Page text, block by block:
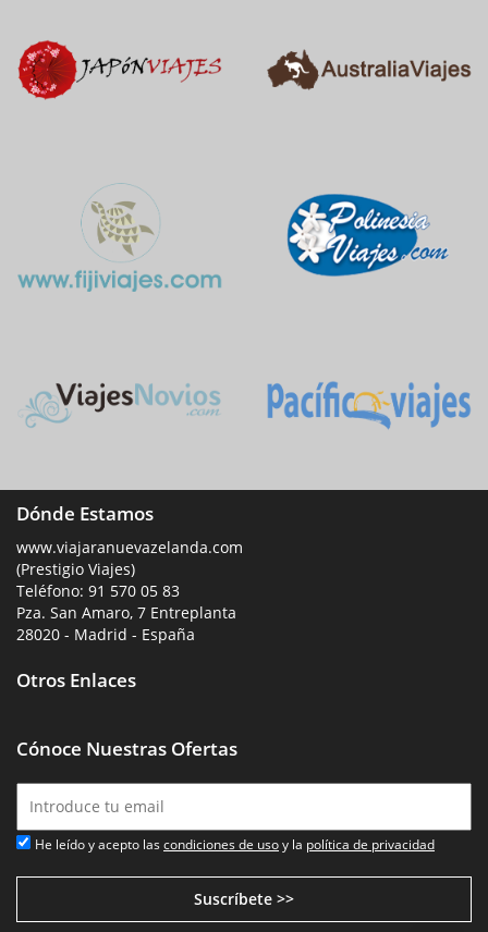
Dónde Estamos
www.viajaranuevazelanda.com
(Prestigio Viajes)
Teléfono: 91 570 05 83
Pza. San Amaro, 7 Entreplanta
28020 - Madrid - España
Otros Enlaces
Cónoce Nuestras Ofertas
He leído y acepto las condiciones de usoy la política de privacidad